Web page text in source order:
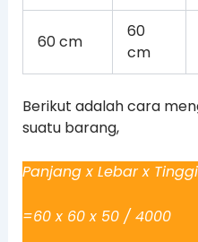
60 cm
60
cm
Berikut adalah cara
suatu barang,
Panjang x Lebar x
=60 x 60 x 50 / 4000